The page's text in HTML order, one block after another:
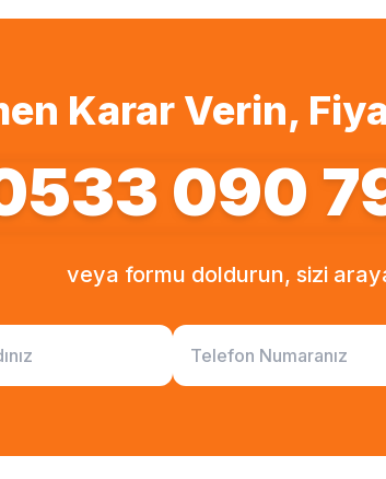
Karar Verin,
090
veya formu doldurun, sizi